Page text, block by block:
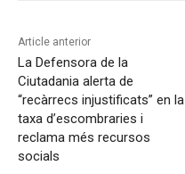
Article anterior
La Defensora de la
Ciutadania alerta de
“recàrrecs injustificats” en la
taxa d’escombraries i
reclama més recursos
socials